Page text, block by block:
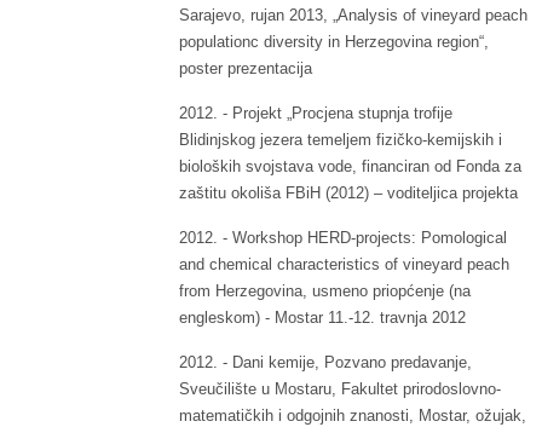
Sarajevo, rujan 2013, „Analysis of vineyard peach
populationc diversity in Herzegovina region“,
poster prezentacija
2012. - Projekt „Procjena stupnja trofije
Blidinjskog jezera temeljem fizičko-kemijskih i
bioloških svojstava vode, financiran od Fonda za
zaštitu okoliša FBiH (2012) – voditeljica projekta
2012. - Workshop HERD-projects: Pomological
and chemical characteristics of vineyard peach
from Herzegovina, usmeno priopćenje (na
engleskom) - Mostar 11.-12. travnja 2012
2012. - Dani kemije, Pozvano predavanje,
Sveučilište u Mostaru, Fakultet prirodoslovno-
matematičkih i odgojnih znanosti, Mostar, ožujak,